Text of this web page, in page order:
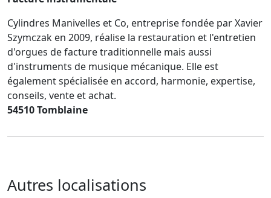
Cylindres Manivelles et Co, entreprise fondée par Xavier
Szymczak en 2009, réalise la restauration et l'entretien
d'orgues de facture traditionnelle mais aussi
d'instruments de musique mécanique. Elle est
également spécialisée en accord, harmonie, expertise,
conseils, vente et achat.
54510 Tomblaine
Autres localisations